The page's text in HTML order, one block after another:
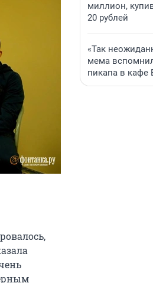
миллион,
20 рублей
«Так
мема
пикапа в кафе